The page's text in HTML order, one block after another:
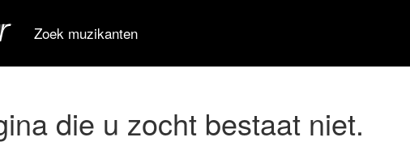
Zoek muzikanten
die u zocht bestaat niet.